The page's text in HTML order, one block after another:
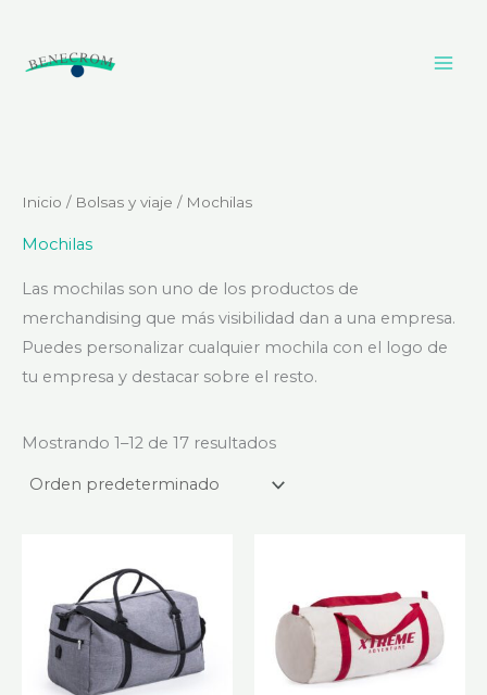
contenido
Inicio / Bolsas y viaje / Mochilas
Mochilas
Las mochilas son uno de los productos de
merchandising que más visibilidad dan a una empresa.
Puedes personalizar cualquier mochila con el logo de
tu empresa y destacar sobre el resto.
Mostrando 1–12 de 17 resultados